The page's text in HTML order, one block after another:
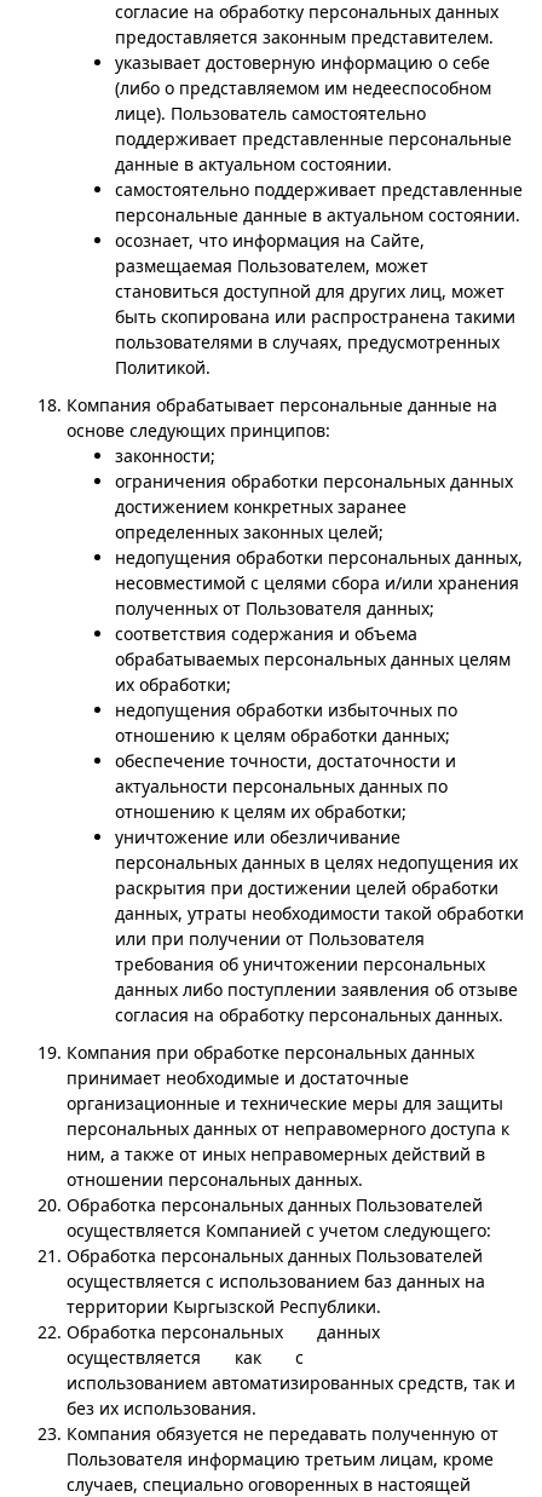
согласие на обработку персональных данных
предоставляется законным представителем.
указывает достоверную информацию о себе
(либо о представляемом им недееспособном
лице). Пользователь самостоятельно
поддерживает представленные персональные
данные в актуальном состоянии.
самостоятельно поддерживает представленные
персональные данные в актуальном состоянии.
осознает, что информация на Сайте,
размещаемая Пользователем, может
становиться доступной для других лиц, может
быть скопирована или распространена такими
пользователями в случаях, предусмотренных
Политикой.
Компания обрабатывает персональные данные на
основе следующих принципов:
законности;
ограничения обработки персональных данных
достижением конкретных заранее
определенных законных целей;
недопущения обработки персональных данных,
несовместимой с целями сбора и/или хранения
полученных от Пользователя данных;
соответствия содержания и объема
обрабатываемых персональных данных целям
их обработки;
недопущения обработки избыточных по
отношению к целям обработки данных;
обеспечение точности, достаточности и
актуальности персональных данных по
отношению к целям их обработки;
уничтожение или обезличивание
персональных данных в целях недопущения их
раскрытия при достижении целей обработки
данных, утраты необходимости такой обработки
или при получении от Пользователя
требования об уничтожении персональных
данных либо поступлении заявления об отзыве
согласия на обработку персональных данных.
Компания при обработке персональных данных
принимает необходимые и достаточные
организационные и технические меры для защиты
персональных данных от неправомерного доступа к
ним, а также от иных неправомерных действий в
отношении персональных данных.
Обработка персональных данных Пользователей
осуществляется Компанией с учетом следующего:
Обработка персональных данных Пользователей
осуществляется с использованием баз данных на
территории Кыргызской Республики.
Обработка персональных данных
осуществляется как с
использованием автоматизированных средств, так и
без их использования.
Компания обязуется не передавать полученную от
Пользователя информацию третьим лицам, кроме
случаев, специально оговоренных в настоящей